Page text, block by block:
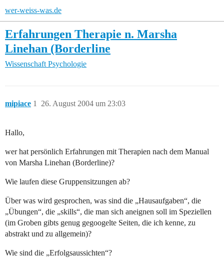
wer-weiss-was.de
Erfahrungen Therapie n. Marsha
Linehan (Borderline
Wissenschaft Psychologie
mipiace 26. August 2004 um 23:03
1
Hallo,
wer hat persönlich Erfahrungen mit Therapien nach dem Manual
von Marsha Linehan (Borderline)?
Wie laufen diese Gruppensitzungen ab?
Über was wird gesprochen, was sind die „Hausaufgaben“, die
„Übungen“, die „skills“, die man sich aneignen soll im Speziellen
(im Groben gibts genug gegoogelte Seiten, die ich kenne, zu
abstrakt und zu allgemein)?
Wie sind die „Erfolgsaussichten“?